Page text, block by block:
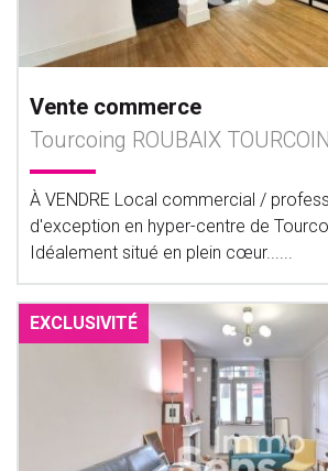
Vente commerce
Tourcoing ROUBAIX
À VENDRE Local commercial /
d'exception en hyper-centre de
Idéalement situé en plein cœur......
EXCLUSIVITÉ